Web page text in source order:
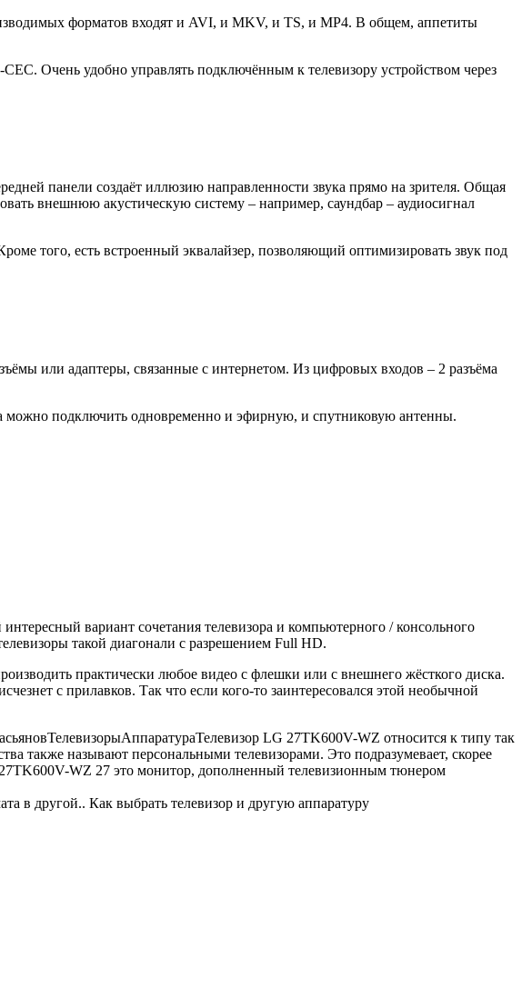
форматов входят и AVI, и MKV, и TS, и MP4. В общем, аппетиты
Очень удобно управлять подключённым к телевизору устройством через
панели создаёт иллюзию направленности звука прямо на зрителя. Общая
внешнюю акустическую систему – например, саундбар – аудиосигнал
того, есть встроенный эквалайзер, позволяющий оптимизировать звук под
или адаптеры, связанные с интернетом. Из цифровых входов – 2 разъёма
можно подключить одновременно и эфирную, и спутниковую антенны.
вариант сочетания телевизора и компьютерного / консольного
такой диагонали с разрешением Full HD.
практически любое видео с флешки или с внешнего жёсткого диска.
с прилавков. Так что если кого-то заинтересовался этой необычной
ТелевизорыАппаратураТелевизор LG 27TK600V-WZ относится к типу так
также называют персональными телевизорами. Это подразумевает, скорее
27TK600V-WZ 27 это монитор, дополненный телевизионным тюнером